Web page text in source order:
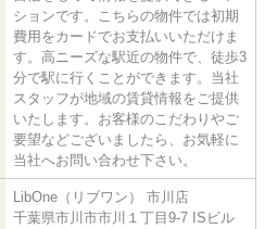
ションです。こちらの物件では初期
費用をカードでお支払いいただけま
す。高ニーズな駅近の物件で、徒歩3
分で駅に行くことができます。当社
スタッフが地域の賃貸情報をご提供
いたします。お客様のこだわりやご
要望などございましたら、お気軽に
当社へお問い合わせ下さい。
LibOne（リブワン） 市川店
千葉県市川市市川１丁目9-7 ISビル